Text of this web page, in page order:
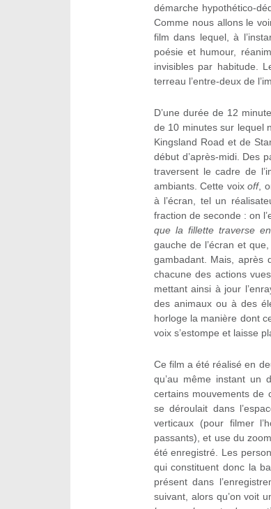
démarche hypothético-
Comme nous allons le
film dans lequel, à
poésie et humour,
invisibles par habitude.
terreau l’entre-deux de
D’une durée de 12
de 10 minutes sur lequel
Kingsland Road et de
début d’après-midi. Des
traversent le cadre de
ambiants. Cette voixoff,
à l’écran, tel un
fraction de seconde : on
que la fillette traverse
gauche de l’écran et
gambadant. Mais, après
chacune des actions
mettant ainsi à jour
des animaux ou à des
horloge la manière dont
voix s’estompe et laisse
Ce film a été réalisé en
qu’au même instant un
certains mouvements de
se déroulait dans
verticaux (pour filmer
passants), et use du
été enregistré. Les
qui constituent donc la
présent dans
suivant, alors qu’on voit